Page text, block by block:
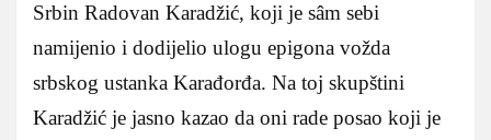
Srbin Radovan Karadžić, koji je sâm sebi
namijenio i dodijelio ulogu epigona vožda
srbskog ustanka Karađorđa. Na toj skupštini
Karadžić je jasno kazao da oni rade posao koji je